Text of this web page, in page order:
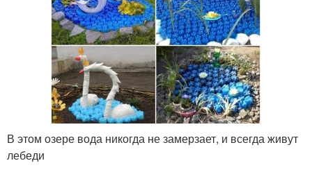
В этом озере вода никогда не замерзает, и всегда живут
лебеди